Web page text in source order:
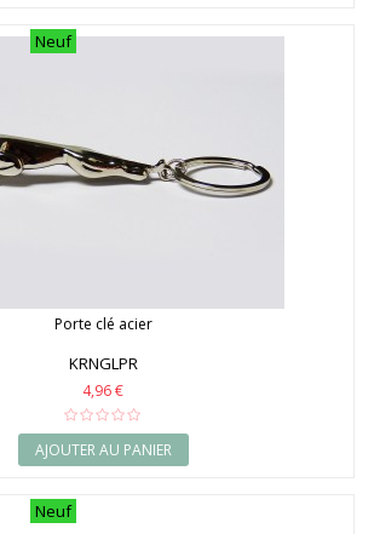
Neuf
Porte clé acier
KRNGLPR
4,96 €
AJOUTER AU PANIER
Neuf